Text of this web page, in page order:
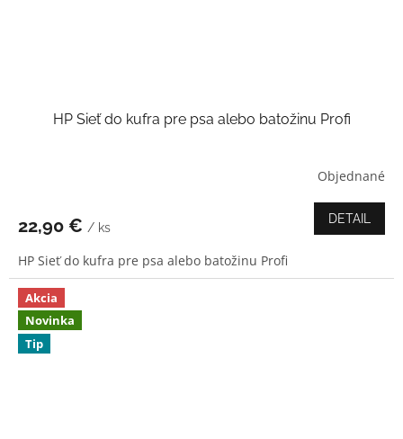
HP Sieť do kufra pre psa alebo batožinu Profi
je
z
5
hviezdičiek.
Objednané
22,90 € / ks
DETAIL
HP Sieť do kufra pre psa alebo batožinu Profi
Akcia
Novinka
Tip